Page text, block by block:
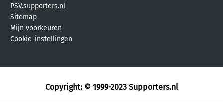
PSV.supporters.nl
Sitemap
Mijn voorkeuren
Cookie-instellingen
Copyright: © 1999-2023 Supporters.nl